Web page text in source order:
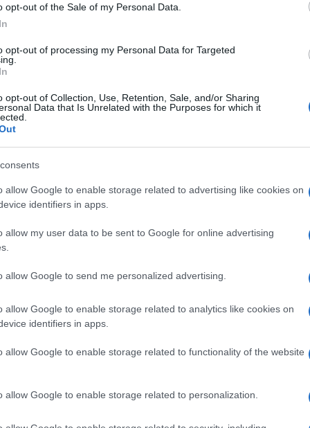
opt-out of the Sale of my Personal Data.
opt-out of processing my Personal Data for Targeted
opt-out of Collection, Use, Retention, Sale, and/or Sharing
Data that Is Unrelated with the Purposes for which it
allow Google to enable storage related to advertising like cookies on
identifiers in apps.
allow my user data to be sent to Google for online advertising
allow Google to send me personalized advertising.
allow Google to enable storage related to analytics like cookies on
identifiers in apps.
allow Google to enable storage related to functionality of the website
allow Google to enable storage related to personalization.
Gallura